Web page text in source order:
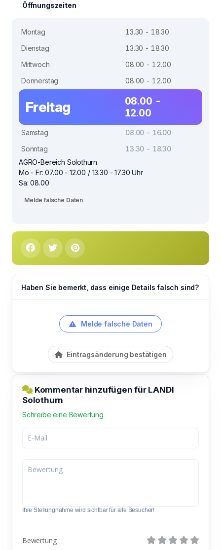
Öffnungszeiten
Montag
13.30 - 18.30
Dienstag
13.30 - 18.30
Mittwoch
08.00 - 12.00
Donnerstag
08.00 - 12.00
Freitag
08.00 -
12.00
Samstag
08.00 - 16.00
Sonntag
13.30 - 18.30
AGRO-Bereich Solothurn
Mo - Fr: 07.00 - 12.00 / 13.30 - 17.30 Uhr
Sa: 08.00
Melde falsche Daten
Haben Sie bemerkt, dass einige Details falsch sind?
Melde falsche Daten
Eintragsänderung bestätigen
Kommentar hinzufügen für LANDI
Solothurn
Schreibe eine Bewertung
Ihre Stellungnahme wird sichtbar für alle Besucher!
Bewertung